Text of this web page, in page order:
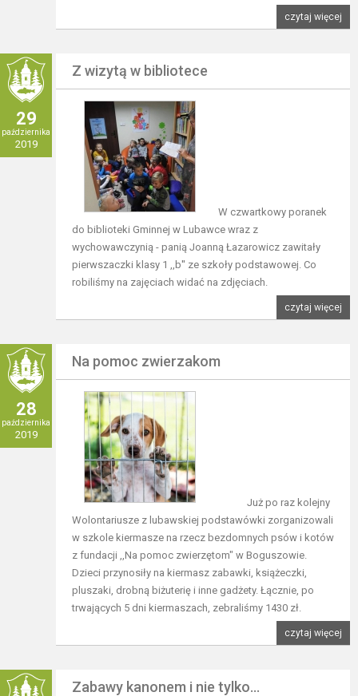
czytaj więcej
29
października
2019
Z wizytą w bibliotece
W czwartkowy poranek
do biblioteki Gminnej w Lubawce wraz z
wychowawczynią - panią Joanną Łazarowicz zawitały
pierwszaczki klasy 1 ,,b'' ze szkoły podstawowej. Co
robiliśmy na zajęciach widać na zdjęciach.
czytaj więcej
28
października
2019
Na pomoc zwierzakom
Już po raz kolejny
Wolontariusze z lubawskiej podstawówki zorganizowali
w szkole kiermasze na rzecz bezdomnych psów i kotów
z fundacji ,,Na pomoc zwierzętom" w Boguszowie.
Dzieci przynosiły na kiermasz zabawki, książeczki,
pluszaki, drobną biżuterię i inne gadżety. Łącznie, po
trwających 5 dni kiermaszach, zebraliśmy 1430 zł.
czytaj więcej
Zabawy kanonem i nie tylko...